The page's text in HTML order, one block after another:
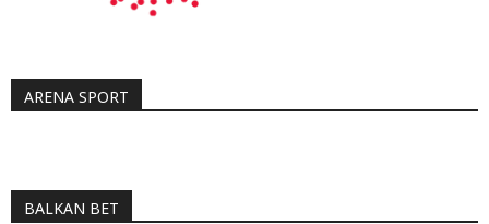
ARENA SPORT
BALKAN BET